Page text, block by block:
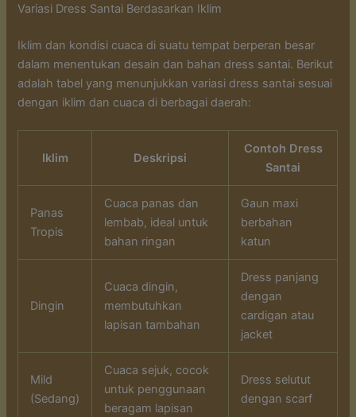
Variasi Dress Santai Berdasarkan Iklim
Iklim dan kondisi cuaca di suatu tempat berperan besar
dalam menentukan desain dan bahan dress santai. Berikut
adalah tabel yang menunjukkan variasi dress santai sesuai
dengan iklim dan cuaca di berbagai daerah:
Iklim Deskripsi
Contoh Dress
Santai
Panas
Tropis
Cuaca panas dan
lembab, ideal untuk
bahan ringan
Gaun maxi
berbahan
katun
Dingin
Cuaca dingin,
membutuhkan
lapisan tambahan
Dress panjang
dengan
cardigan atau
jacket
Mild
(Sedang)
Cuaca sejuk, cocok
untuk penggunaan
beragam lapisan
Dress selutut
dengan scarf